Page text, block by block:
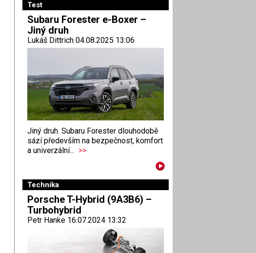
Test
Subaru Forester e-Boxer –
Jiný druh
Lukáš Dittrich 04.08.2025 13:06
Jiný druh. Subaru Forester dlouhodobě
sází především na bezpečnost, komfort
a univerzální... >>
Technika
Porsche T-Hybrid (9A3B6) –
Turbohybrid
Petr Hanke 16.07.2024 13:32